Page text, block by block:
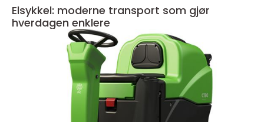
Elsykkel: moderne transport som gjør
hverdagen enklere